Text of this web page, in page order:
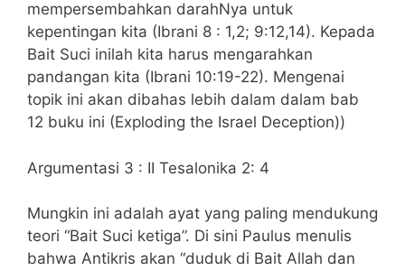
mempersembahkan darahNya untuk
kepentingan kita (Ibrani 8 : 1,2; 9:12,14). Kepada
Bait Suci inilah kita harus mengarahkan
pandangan kita (Ibrani 10:19-22). Mengenai
topik ini akan dibahas lebih dalam dalam bab
12 buku ini (Exploding the Israel Deception))
Argumentasi 3 : II Tesalonika 2: 4
Mungkin ini adalah ayat yang paling mendukung
teori “Bait Suci ketiga”. Di sini Paulus menulis
bahwa Antikris akan “duduk di Bait Allah dan